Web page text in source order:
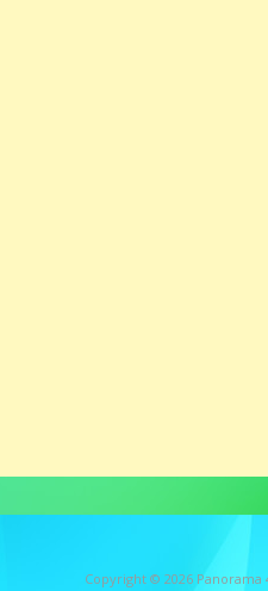
Copyright © 2026 Panorama